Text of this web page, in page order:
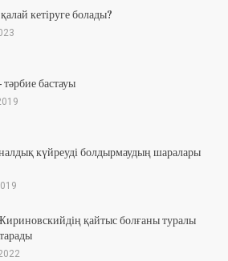
кетіруге болады?
бастауы
күйреуді болдырмаудың шаралары
қайтыс болғаны туралы